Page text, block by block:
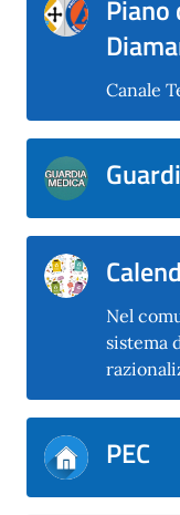
Piano
Canale
Nel
sistema
PEC